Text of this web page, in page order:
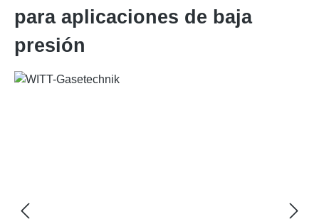
para aplicaciones de baja
presión